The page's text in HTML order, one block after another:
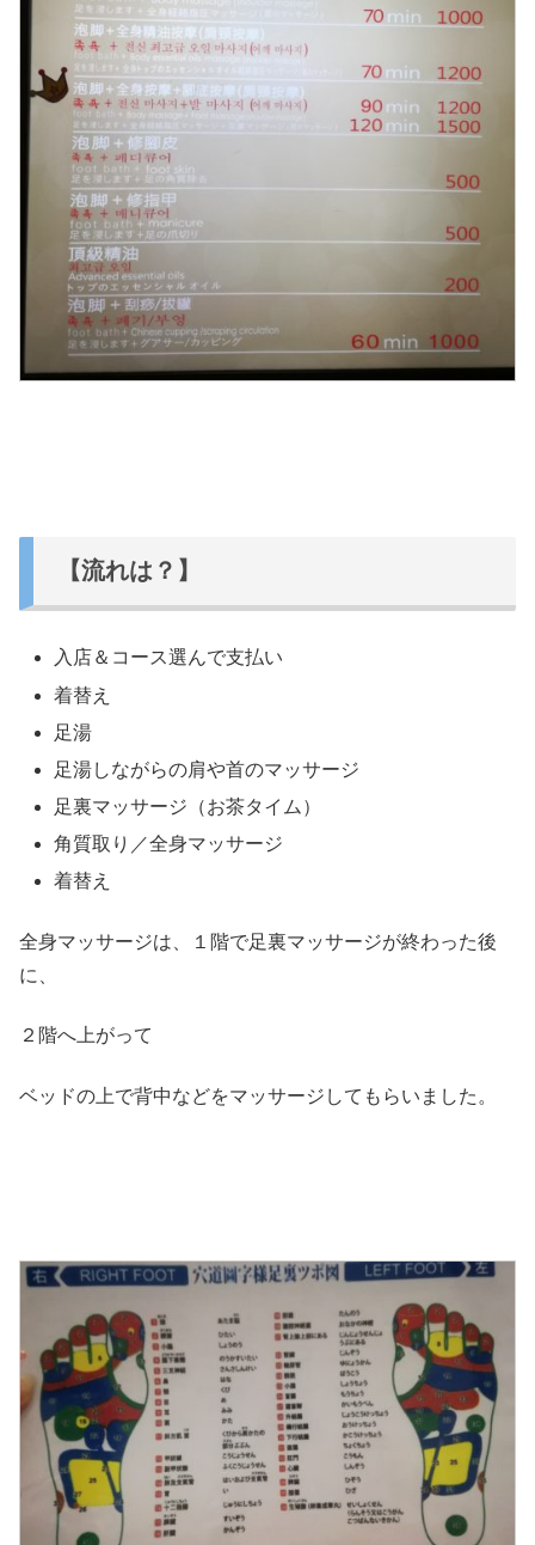
【流れは？】
入店＆コース選んで支払い
着替え
足湯
足湯しながらの肩や首のマッサージ
足裏マッサージ（お茶タイム）
角質取り／全身マッサージ
着替え
全身マッサージは、１階で足裏マッサージが終わった後
に、
２階へ上がって
ベッドの上で背中などをマッサージしてもらいました。